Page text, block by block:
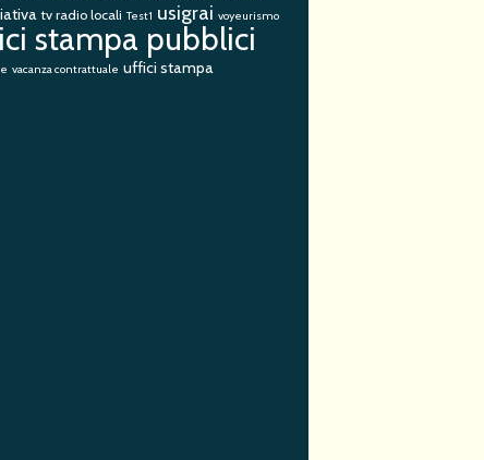
tv radio locali Test1 usigrai voyeurismo
stampa pubblici
vacanza contrattuale uffici stampa